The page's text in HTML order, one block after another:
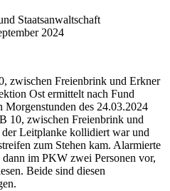
Staatsanwaltschaft
2024
zwischen Freienbrink und Erkner
Ost ermittelt nach Fund
des 24.03.2024
10, zwischen Freienbrink und
Leitplanke kollidiert war und
zum Stehen kam. Alarmierte
im PKW zwei Personen vor,
Beide sind diesen